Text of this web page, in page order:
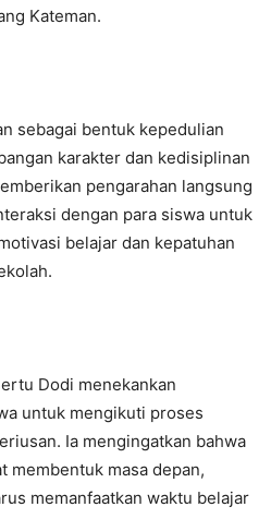
Kateman.
sebagai bentuk kepedulian
karakter dan kedisiplinan
pengarahan langsung
dengan para siswa untuk
belajar dan kepatuhan
Dodi menekankan
untuk mengikuti proses
Ia mengingatkan bahwa
membentuk masa depan,
memanfaatkan waktu belajar